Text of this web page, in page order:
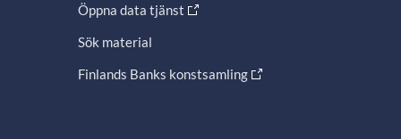
Öppna data tjänst
Sök material
Finlands Banks konstsamling